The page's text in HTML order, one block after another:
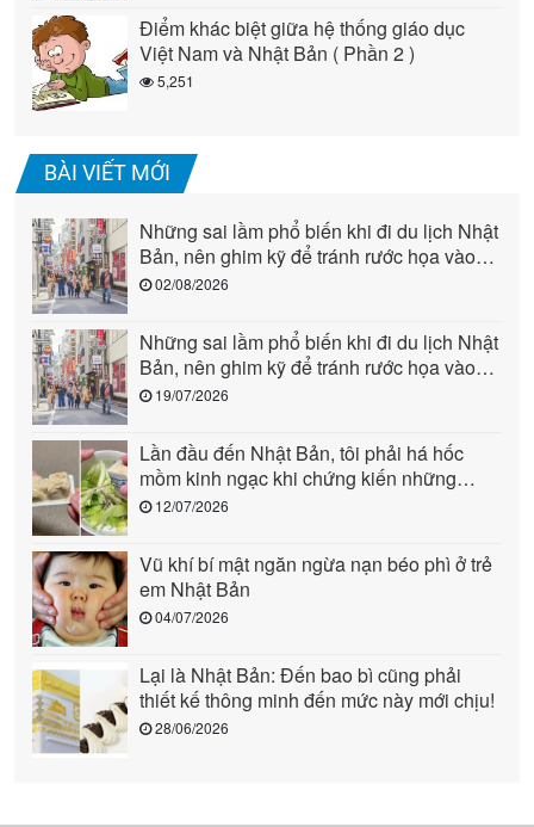
Điểm khác biệt giữa hệ thống giáo dục
Việt Nam và Nhật Bản ( Phần 2 )
5,251
BÀI VIẾT MỚI
Những sai lầm phổ biến khi đi du lịch Nhật
Bản, nên ghim kỹ để tránh rước họa vào
người (phần 2)
02/08/2026
Những sai lầm phổ biến khi đi du lịch Nhật
Bản, nên ghim kỹ để tránh rước họa vào
người (phần 1)
19/07/2026
Lần đầu đến Nhật Bản, tôi phải há hốc
mồm kinh ngạc khi chứng kiến những
cảnh này: Quả là “quốc gia đến từ tương
12/07/2026
Vũ khí bí mật ngăn ngừa nạn béo phì ở trẻ
em Nhật Bản
04/07/2026
Lại là Nhật Bản: Đến bao bì cũng phải
thiết kế thông minh đến mức này mới chịu!
28/06/2026